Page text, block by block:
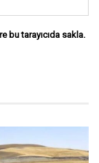
bu tarayıcıda sakla.